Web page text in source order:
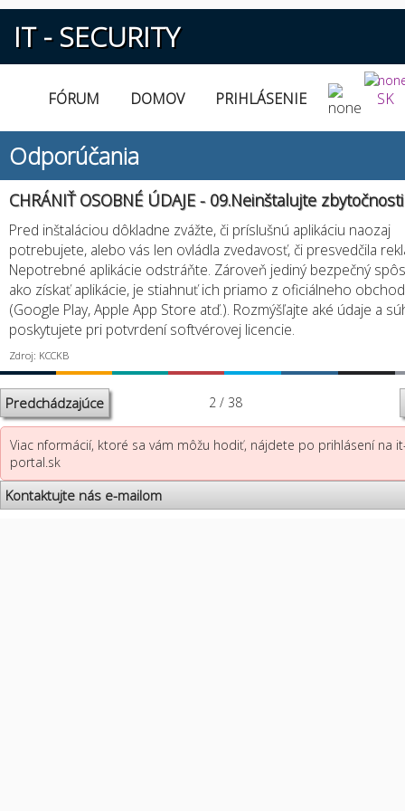
IT - SECURITY
FÓRUM DOMOV PRIHLÁSENIE SK
Odporúčania
CHRÁNIŤ OSOBNÉ ÚDAJE - 09.Neinštalujte zbytočnosti
Pred inštaláciou dôkladne zvážte, či príslušnú aplikáciu naozaj
potrebujete, alebo vás len ovládla zvedavosť, či presvedčila
Nepotrebné aplikácie odstráňte. Zároveň jediný bezpečný
ako získať aplikácie, je stiahnuť ich priamo z oficiálneho
(Google Play, Apple App Store atď.). Rozmýšľajte aké údaje a
poskytujete pri potvrdení softvérovej licencie.
Zdroj: KCCKB
Predchádzajúce 2 / 38
Viac nformácií, ktoré sa vám môžu hodiť, nájdete po prihlásení na
portal.sk
Kontaktujte nás e-mailom